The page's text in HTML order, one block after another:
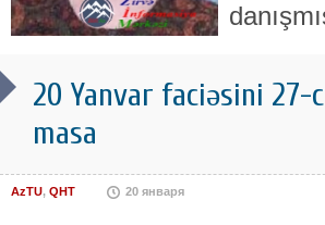
20 Yanvar faciəsini
masa
AzTU, QHT 20 января